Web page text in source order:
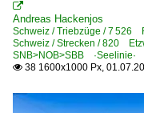
Triebzüge | ältere
RAe 4/8

Andreas Hackenjos
Schweiz / Triebzüge / 7 526
Schweiz / Strecken / 820
SNB>NOB>SBB ·Seelinie·
 38 1600x1000 Px,